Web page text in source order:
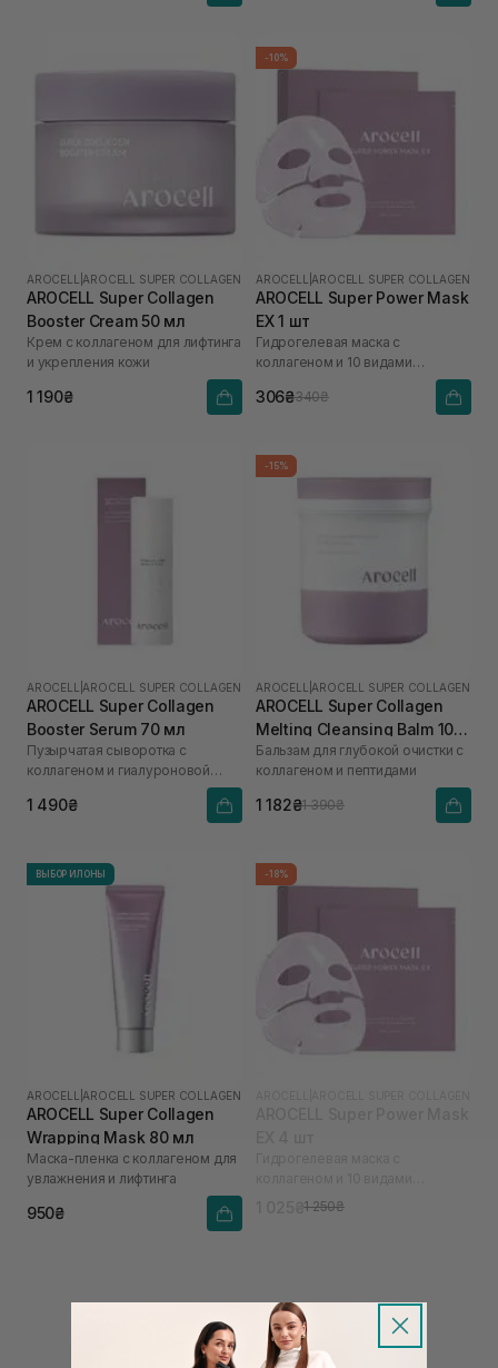
AROCELL AROCELL SUPER COLLAGEN
AROCELL Super Collagen
Booster Cream 50 мл
Крем с коллагеном для лифтинга
и укрепления кожи
1 190₴
-10%
AROCELL AROCELL SUPER COLLAGEN
AROCELL Super Power Mask
EX 1 шт
Гидрогелевая маска с
коллагеном и 10 видами
306₴340₴
AROCELL AROCELL SUPER COLLAGEN
AROCELL Super Collagen
Booster Serum 70 мл
Пузырчатая сыворотка с
коллагеном и гиалуроновой
1 490₴
-15%
AROCELL AROCELL SUPER COLLAGEN
AROCELL Super Collagen
Melting Cleansing Balm 100
г
Бальзам для глубокой очистки с
коллагеном и пептидами
1 182₴1 390₴
ВЫБОР ИЛОНЫ
AROCELL AROCELL SUPER COLLAGEN
AROCELL Super Collagen
Wrapping Mask 80 мл
Маска-пленка с коллагеном для
увлажнения и лифтинга
950₴
-18%
гиалуроновой кислоты
1 025₴1 250₴